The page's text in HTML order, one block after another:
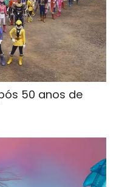
50 anos de